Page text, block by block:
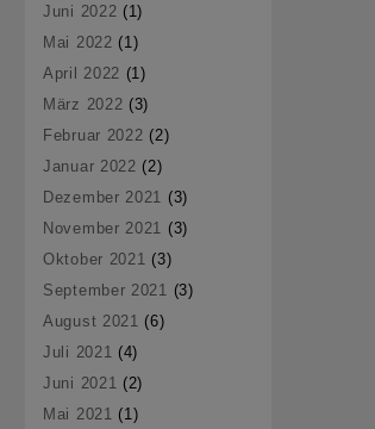
Juni 2022 (1)
Mai 2022 (1)
April 2022 (1)
März 2022 (3)
Februar 2022 (2)
Januar 2022 (2)
Dezember 2021 (3)
November 2021 (3)
Oktober 2021 (3)
September 2021 (3)
August 2021 (6)
Juli 2021 (4)
Juni 2021 (2)
Mai 2021 (1)